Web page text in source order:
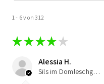
1 - 6 von 312
★★ ★★ ★
Alessia H.
Sils im Domleschg, Switzerland